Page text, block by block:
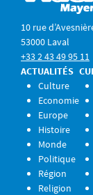
10 rue
53000 Laval
+33 2 43 49 95 11
ACTUALITÉS
Culture
Economie
Europe
Histoire
Monde
Politique
Région
Religion